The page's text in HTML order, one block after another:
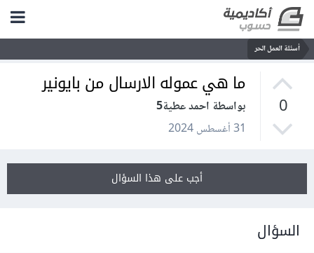
أسئلة العمل الحر
0
ما هي عموله الارسال من بايونير
بواسطة احمد عطية5
31 أغسطس 2024
أجب على هذا السؤال
السؤال